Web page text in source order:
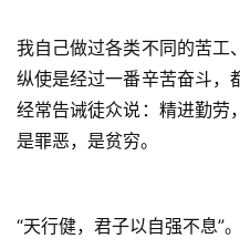
我自己做过各类不同的苦工
纵使是经过一番辛苦奋斗，
经常告诫徒众说：精进勤劳
是罪恶，是贫穷。
“天行健，君子以自强不息”。